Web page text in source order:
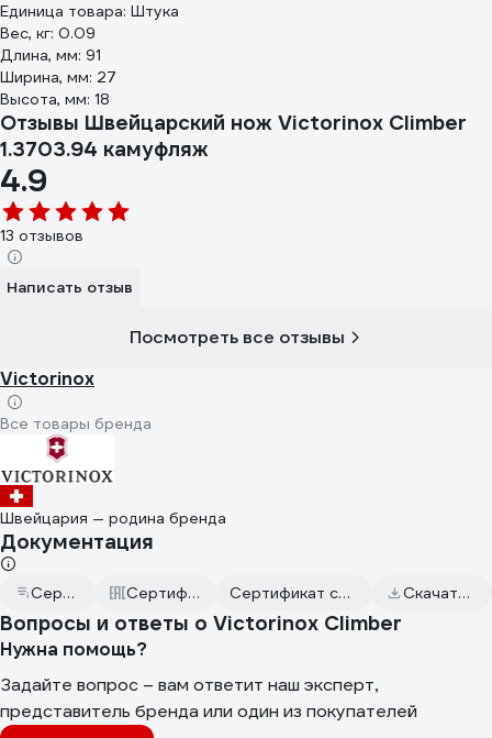
Единица товара: Штука
Вес, кг: 0.09
Длина, мм: 91
Ширина, мм: 27
Высота, мм: 18
Отзывы Швейцарский нож Victorinox Climber
1.3703.94 камуфляж
4.9
13 отзывов
Написать отзыв
Посмотреть все отзывы
Victorinox
Все товары бренда
Швейцария — родина бренда
Документация
Сертификат дилера Сертификаты соответствия Сертификат соответствия от 2025.05.26 Скачать всю документацию
Вопросы и ответы о Victorinox Climber
Нужна помощь?
Задайте вопрос – вам ответит наш эксперт,
представитель бренда или один из покупателей